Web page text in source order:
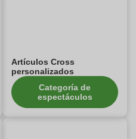
Artículos Cross
personalizados
Categoría de
espectáculos